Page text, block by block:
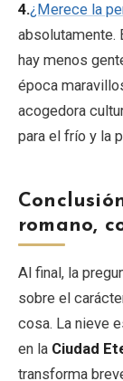
4.¿Merece la
absolutamente.
hay menos
época
acogedora
para el frío y la
romano,
Al final, la
sobre el
cosa. La nieve
en la Ciudad
transforma